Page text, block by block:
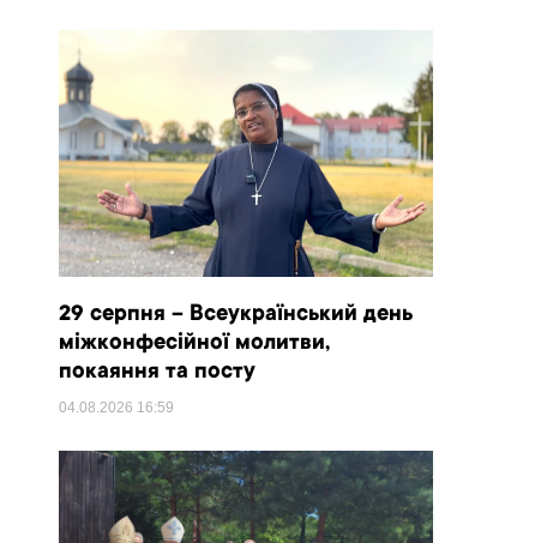
29 серпня – Всеукраїнський день
міжконфесійної молитви,
покаяння та посту
04.08.2026 16:59